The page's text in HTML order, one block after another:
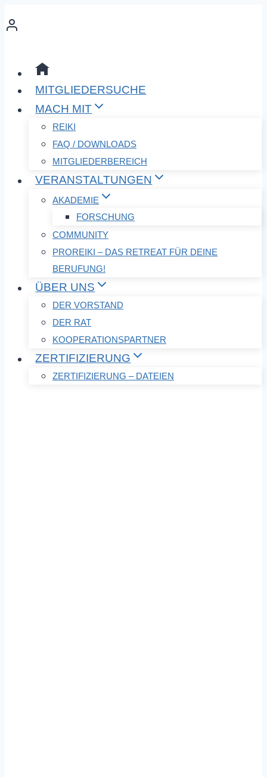
Inhalt
MITGLIEDERSUCHE
MACH MIT
REIKI
FAQ / DOWNLOADS
MITGLIEDERBEREICH
VERANSTALTUNGEN
AKADEMIE
FORSCHUNG
COMMUNITY
PROREIKI – DAS RETREAT FÜR DEINE
BERUFUNG!
ÜBER UNS
DER VORSTAND
DER RAT
KOOPERATIONSPARTNER
ZERTIFIZIERUNG
ZERTIFIZIERUNG – DATEIEN